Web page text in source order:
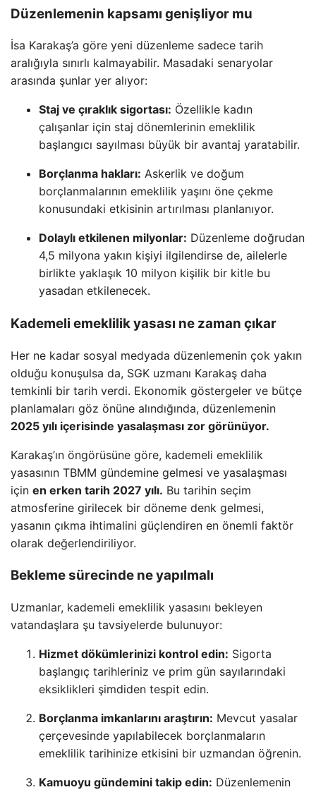
Düzenlemenin kapsamı genişliyor mu
İsa Karakaş’a göre yeni düzenleme sadece tarih
aralığıyla sınırlı kalmayabilir. Masadaki senaryolar
arasında şunlar yer alıyor:
Staj ve çıraklık sigortası: Özellikle kadın
çalışanlar için staj dönemlerinin emeklilik
başlangıcı sayılması büyük bir avantaj yaratabilir.
Borçlanma hakları: Askerlik ve doğum
borçlanmalarının emeklilik yaşını öne çekme
konusundaki etkisinin artırılması planlanıyor.
Dolaylı etkilenen milyonlar: Düzenleme doğrudan
4,5 milyona yakın kişiyi ilgilendirse de, ailelerle
birlikte yaklaşık 10 milyon kişilik bir kitle bu
yasadan etkilenecek.
Kademeli emeklilik yasası ne zaman çıkar
Her ne kadar sosyal medyada düzenlemenin çok yakın
olduğu konuşulsa da, SGK uzmanı Karakaş daha
temkinli bir tarih verdi. Ekonomik göstergeler ve bütçe
planlamaları göz önüne alındığında, düzenlemenin
2025 yılı içerisinde yasalaşması zor görünüyor.
Karakaş’ın öngörüsüne göre, kademeli emeklilik
yasasının TBMM gündemine gelmesi ve yasalaşması
için en erken tarih 2027 yılı. Bu tarihin seçim
atmosferine girilecek bir döneme denk gelmesi,
yasanın çıkma ihtimalini güçlendiren en önemli faktör
olarak değerlendiriliyor.
Bekleme sürecinde ne yapılmalı
Uzmanlar, kademeli emeklilik yasasını bekleyen
vatandaşlara şu tavsiyelerde bulunuyor:
Hizmet dökümlerinizi kontrol edin: Sigorta
başlangıç tarihleriniz ve prim gün sayılarındaki
eksiklikleri şimdiden tespit edin.
Borçlanma imkanlarını araştırın: Mevcut yasalar
çerçevesinde yapılabilecek borçlanmaların
emeklilik tarihinize etkisini bir uzmandan öğrenin.
Kamuoyu gündemini takip edin: Düzenlemenin